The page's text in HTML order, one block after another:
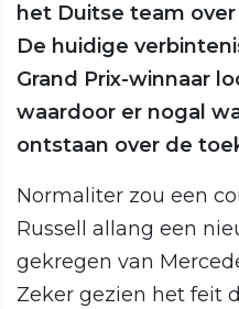
het Duitse team
De huidige
Grand Prix-winnaar
waardoor er nogal
ontstaan over de
Normaliter zou een
Russell allang een
gekregen van
Zeker gezien het feit